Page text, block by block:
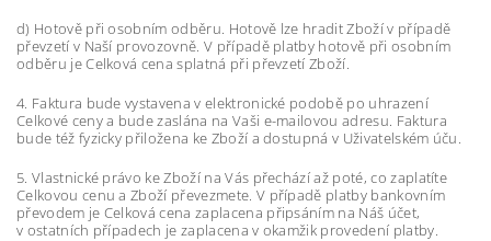
d) Hotově při osobním odběru. Hotově lze hradit Zboží v případě
převzetí v Naší provozovně. V případě platby hotově při osobním
odběru je Celková cena splatná při převzetí Zboží.
4. Faktura bude vystavena v elektronické podobě po uhrazení
Celkové ceny a bude zaslána na Vaši e-mailovou adresu. Faktura
bude též fyzicky přiložena ke Zboží a dostupná v Uživatelském úču.
5. Vlastnické právo ke Zboží na Vás přechází až poté, co zaplatíte
Celkovou cenu a Zboží převezmete. V případě platby bankovním
převodem je Celková cena zaplacena připsáním na Náš účet,
v ostatních případech je zaplacena v okamžik provedení platby.